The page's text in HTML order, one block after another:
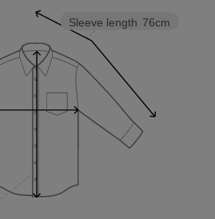
Sleeve length 76cm